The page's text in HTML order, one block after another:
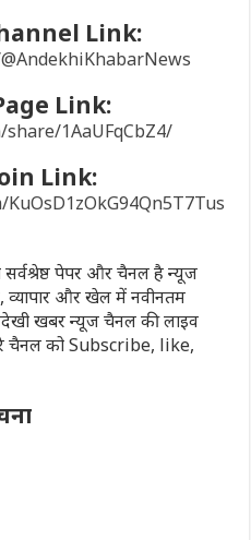
Link:
Link:
1AaUFqCbZ4/
Link:
पेपर और चैनल है न्यूज
व्यापार और खेल में नवीनतम
खबर न्यूज चैनल की लाइव
चैनल को Subscribe, like,